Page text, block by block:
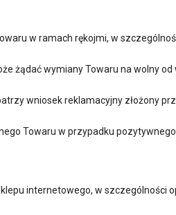
w ramach rękojmi, w
żądać wymiany Towaru na wolny
wniosek reklamacyjny złożony
Towaru w przypadku
internetowego, w szczególności